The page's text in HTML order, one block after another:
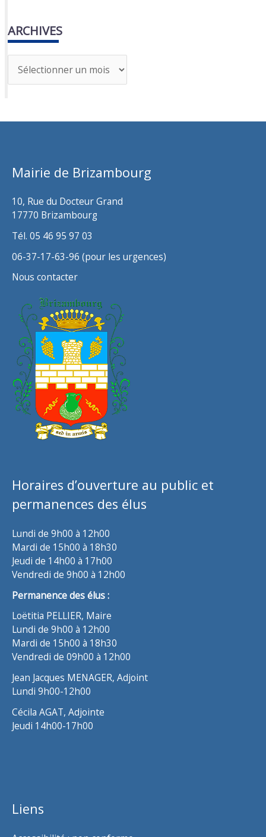
ARCHIVES
r
h
Mairie de Brizambourg
10, Rue du Docteur Grand
17770 Brizambourg
Tél. 05 46 95 97 03
06-37-17-63-96 (pour les urgences)
Nous contacter
Horaires d’ouverture au public et
permanences des élus
Lundi de 9h00 à 12h00
Mardi de 15h00 à 18h30
Jeudi de 14h00 à 17h00
Vendredi de 9h00 à 12h00
Permanence des élus :
Loëtitia PELLIER, Maire
Lundi de 9h00 à 12h00
Mardi de 15h00 à 18h30
Vendredi de 09h00 à 12h00
Jean Jacques MENAGER, Adjoint
Lundi 9h00-12h00
Cécila AGAT, Adjointe
Jeudi 14h00-17h00
Liens